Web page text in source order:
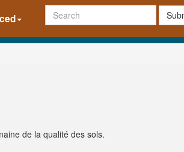
de la qualité des sols.